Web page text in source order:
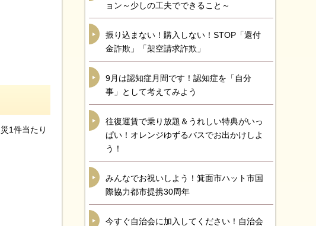
1件当たり
ョン～少しの工夫でできること～
振り込まない！購入しない！STOP「還付
金詐欺」「架空請求詐欺」
9月は認知症月間です！認知症を「自分
事」として考えてみよう
往復運賃で乗り放題＆うれしい特典がいっ
ぱい！オレンジゆずるバスでお出かけしよ
う！
みんなでお祝いしよう！箕面市ハット市国
際協力都市提携30周年
今すぐ自治会に加入してください！自治会